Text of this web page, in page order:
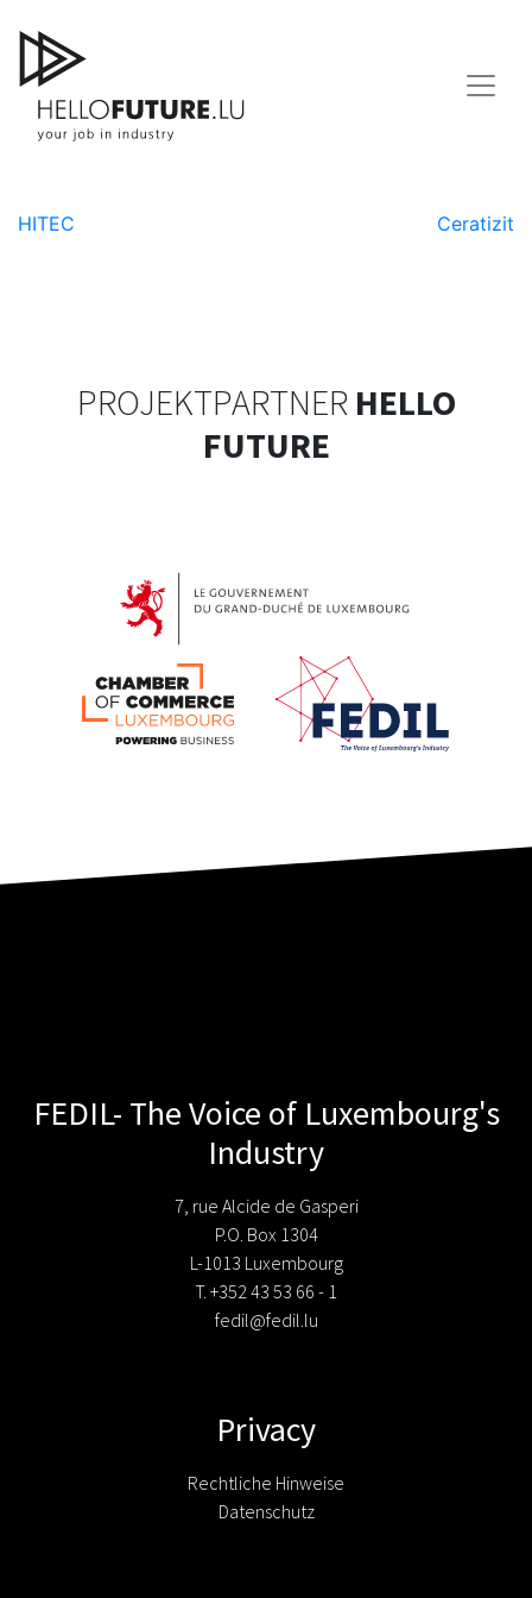
content
Peintures Robin
Beitragsnavigation
HITEC Ceratizit
PROJEKTPARTNER HELLO
FUTURE
FEDIL- The Voice of Luxembourg's
Industry
7, rue Alcide de Gasperi
P.O. Box 1304
L-1013 Luxembourg
T. +352 43 53 66 - 1
fedil@fedil.lu
Privacy
Rechtliche Hinweise
Datenschutz